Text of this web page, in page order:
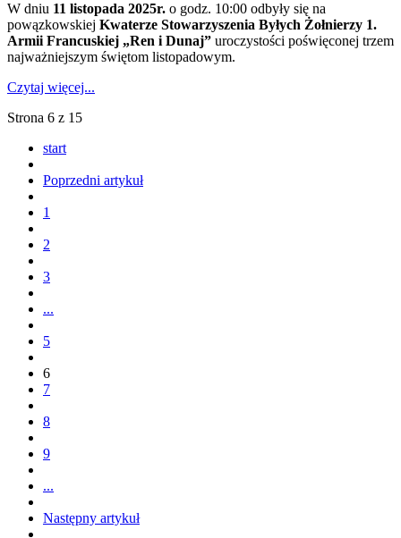
W dniu 11 listopada 2025r. o godz. 10:00 odbyły się na
powązkowskiej Kwaterze Stowarzyszenia Byłych Żołnierzy 1.
Armii Francuskiej „Ren i Dunaj” uroczystości poświęconej trzem
najważniejszym świętom listopadowym.
Czytaj więcej...
Strona 6 z 15
start
Poprzedni artykuł
1
2
3
...
5
6
7
8
9
...
Następny artykuł